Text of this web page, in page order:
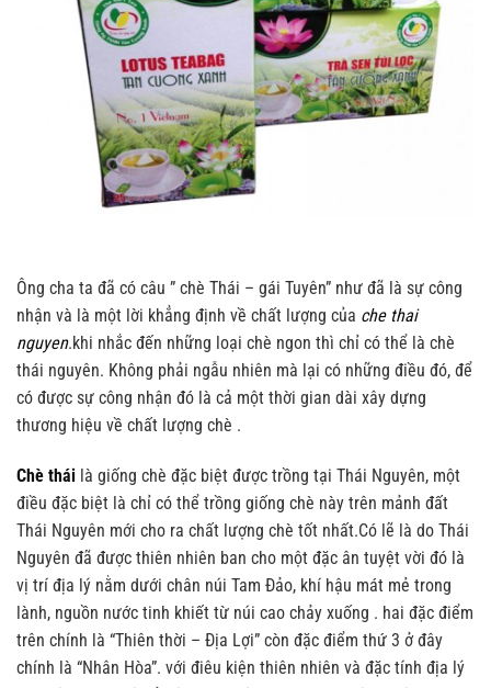
Ông cha ta đã có câu ” chè Thái – gái Tuyên” như đã là sự công
nhận và là một lời khẳng định về chất lượng của che thai
nguyen.khi nhắc đến những loại chè ngon thì chỉ có thể là chè
thái nguyên. Không phải ngẫu nhiên mà lại có những điều đó, để
có được sự công nhận đó là cả một thời gian dài xây dựng
thương hiệu về chất lượng chè .
Chè thái là giống chè đặc biệt được trồng tại Thái Nguyên, một
điều đặc biệt là chỉ có thể trồng giống chè này trên mảnh đất
Thái Nguyên mới cho ra chất lượng chè tốt nhất.Có lẽ là do Thái
Nguyên đã được thiên nhiên ban cho một đặc ân tuyệt vời đó là
vị trí địa lý nằm dưới chân núi Tam Đảo, khí hậu mát mẻ trong
lành, nguồn nước tinh khiết từ núi cao chảy xuống . hai đặc điểm
trên chính là “Thiên thời – Địa Lợi” còn đặc điểm thứ 3 ở đây
chính là “Nhân Hòa”. với điêu kiện thiên nhiên và đặc tính địa lý